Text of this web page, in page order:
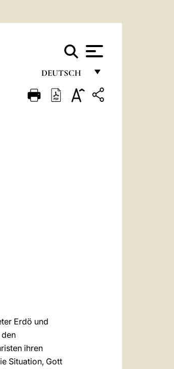
DEUTSCH
FRANÇAIS
Erdö und
ihren
Situation, Gott